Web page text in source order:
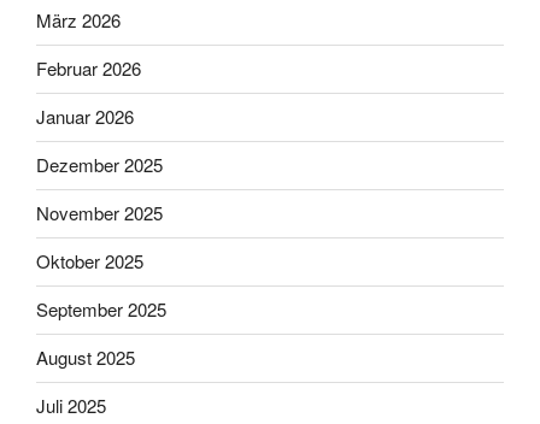
März 2026
Februar 2026
Januar 2026
Dezember 2025
November 2025
Oktober 2025
September 2025
August 2025
Juli 2025